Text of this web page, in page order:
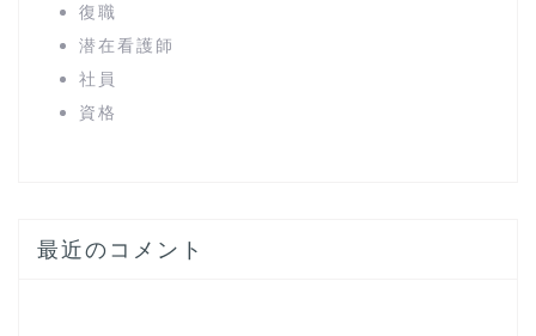
復職
潜在看護師
社員
資格
最近のコメント